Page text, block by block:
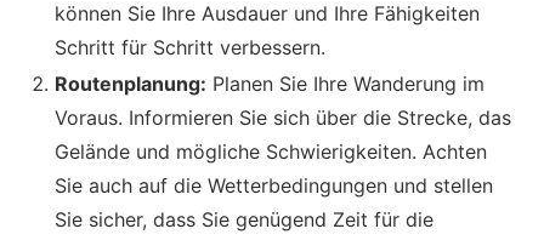
können Sie Ihre Ausdauer und Ihre Fähigkeiten
Schritt für Schritt verbessern.
Routenplanung: Planen Sie Ihre Wanderung im
Voraus. Informieren Sie sich über die Strecke, das
Gelände und mögliche Schwierigkeiten. Achten
Sie auch auf die Wetterbedingungen und stellen
Sie sicher, dass Sie genügend Zeit für die